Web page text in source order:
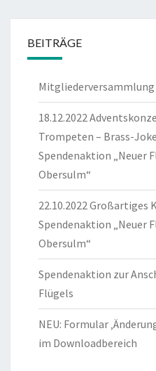
BEITRÄGE
Mitgliederversammlung
18.12.2022
Trompeten – Brass-
Spendenaktion „Neuer
Obersulm“
22.10.2022 Großartiges
Spendenaktion „Neuer
Obersulm“
Spendenaktion zur
Flügels
NEU: Formular
im Downloadbereich